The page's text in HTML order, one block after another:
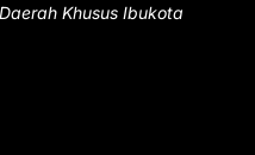
Khusus Ibukota